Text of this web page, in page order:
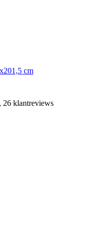
cm
26 klantreviews